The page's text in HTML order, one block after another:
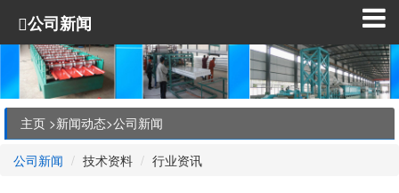
公司新闻
主页 >新闻动态>公司新闻
公司新闻 技术资料 行业资讯